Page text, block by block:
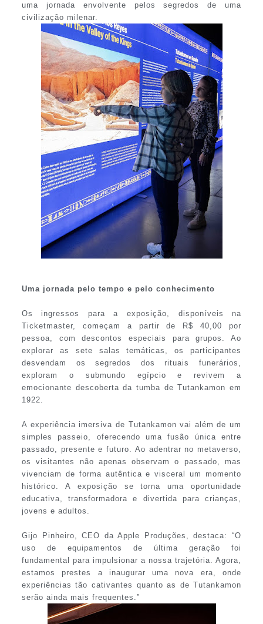
uma jornada envolvente pelos segredos de uma
civilização milenar.
Uma jornada pelo tempo e pelo conhecimento
Os ingressos para a exposição, disponíveis na
Ticketmaster, começam a partir de R$ 40,00 por
pessoa, com descontos especiais para grupos. Ao
explorar as sete salas temáticas, os participantes
desvendam os segredos dos rituais funerários,
exploram o submundo egípcio e revivem a
emocionante descoberta da tumba de Tutankamon em
1922.
A experiência imersiva de Tutankamon vai além de um
simples passeio, oferecendo uma fusão única entre
passado, presente e futuro. Ao adentrar no metaverso,
os visitantes não apenas observam o passado, mas
vivenciam de forma autêntica e visceral um momento
histórico. A exposição se torna uma oportunidade
educativa, transformadora e divertida para crianças,
jovens e adultos.
Gijo Pinheiro, CEO da Apple Produções, destaca: “O
uso de equipamentos de última geração foi
fundamental para impulsionar a nossa trajetória. Agora,
estamos prestes a inaugurar uma nova era, onde
experiências tão cativantes quanto as de Tutankamon
serão ainda mais frequentes.”